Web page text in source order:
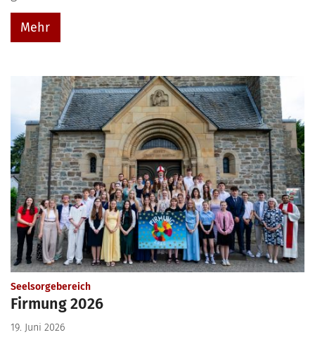
Mehr
Seelsorgebereich:
Firmung 2026
19. Juni 2026